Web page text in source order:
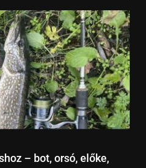
– bot, orsó, előke,